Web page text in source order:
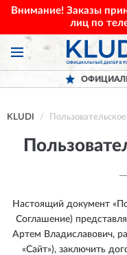
Внимание! Заказы
лиц по
ДИЛЕР KLUDI
KLUDI
Настоящий документ
Соглашение)
Артем Владиславович,
«Сайт»), заключить